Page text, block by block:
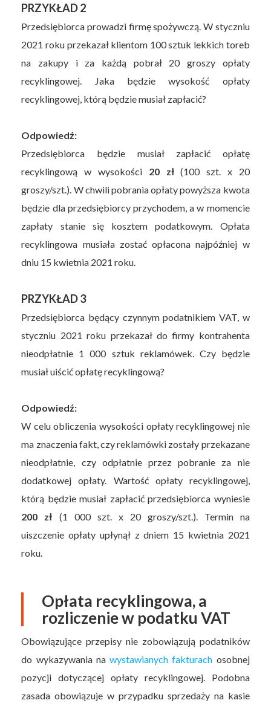
PRZYKŁAD 2
Przedsiębiorca prowadzi firmę spożywczą. W styczniu
2021 roku przekazał klientom 100 sztuk lekkich toreb
na zakupy i za każdą pobrał 20 groszy opłaty
recyklingowej. Jaka będzie wysokość opłaty
recyklingowej, którą będzie musiał zapłacić?
Odpowiedź:
Przedsiębiorca będzie musiał zapłacić opłatę
recyklingową w wysokości 20 zł(100 szt. x 20
groszy/szt.). W chwili pobrania opłaty powyższa kwota
będzie dla przedsiębiorcy przychodem, a w momencie
zapłaty stanie się kosztem podatkowym. Opłata
recyklingowa musiała zostać opłacona najpóźniej w
dniu 15 kwietnia 2021 roku.
PRZYKŁAD 3
Przedsiębiorca będący czynnym podatnikiem VAT, w
styczniu 2021 roku przekazał do firmy kontrahenta
nieodpłatnie 1 000 sztuk reklamówek. Czy będzie
musiał uiścić opłatę recyklingową?
Odpowiedź:
W celu obliczenia wysokości opłaty recyklingowej nie
ma znaczenia fakt, czy reklamówki zostały przekazane
nieodpłatnie, czy odpłatnie przez pobranie za nie
dodatkowej opłaty. Wartość opłaty recyklingowej,
którą będzie musiał zapłacić przedsiębiorca wyniesie
200 zł (1 000 szt. x 20 groszy/szt.). Termin na
uiszczenie opłaty upłynął z dniem 15 kwietnia 2021
roku.
Opłata recyklingowa, a
rozliczenie w podatku VAT
Obowiązujące przepisy nie zobowiązują podatników
do wykazywania nawystawianych fakturach osobnej
pozycji dotyczącej opłaty recyklingowej. Podobna
zasada obowiązuje w przypadku sprzedaży na kasie